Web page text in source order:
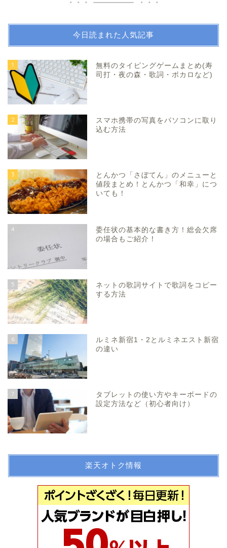
今日読まれた人気記事
1
無料のタイピングゲームまとめ(寿
司打・夜の森・歌詞・ボカロなど)
2
スマホ携帯の写真をパソコンに取り
込む方法
3
とんかつ「さぼてん」のメニューと
値段まとめ！とんかつ「和幸」につ
いても！
4
委任状の基本的な書き方！総会欠席
の場合もご紹介！
5
ネットの歌詞サイトで歌詞をコピー
する方法
6
ルミネ新宿1・2とルミネエスト新宿
の違い
7
タブレットの使い方やキーボードの
設定方法など（初心者向け）
楽天オトク情報